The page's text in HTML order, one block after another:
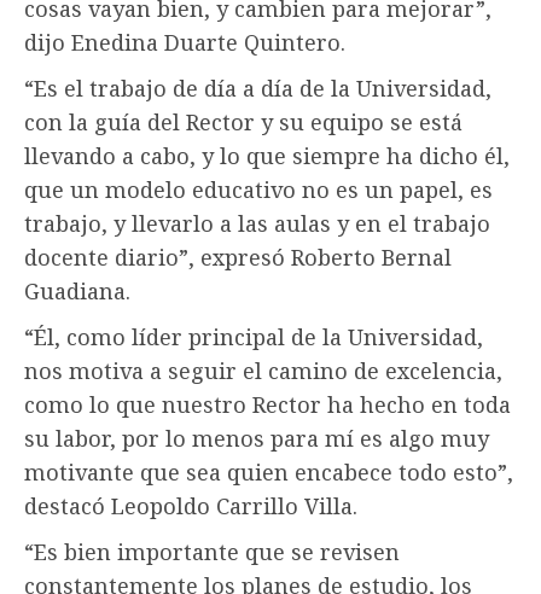
cosas vayan bien, y cambien para mejorar”,
dijo Enedina Duarte Quintero.
“Es el trabajo de día a día de la Universidad,
con la guía del Rector y su equipo se está
llevando a cabo, y lo que siempre ha dicho él,
que un modelo educativo no es un papel, es
trabajo, y llevarlo a las aulas y en el trabajo
docente diario”, expresó Roberto Bernal
Guadiana.
“Él, como líder principal de la Universidad,
nos motiva a seguir el camino de excelencia,
como lo que nuestro Rector ha hecho en toda
su labor, por lo menos para mí es algo muy
motivante que sea quien encabece todo esto”,
destacó Leopoldo Carrillo Villa.
“Es bien importante que se revisen
constantemente los planes de estudio, los